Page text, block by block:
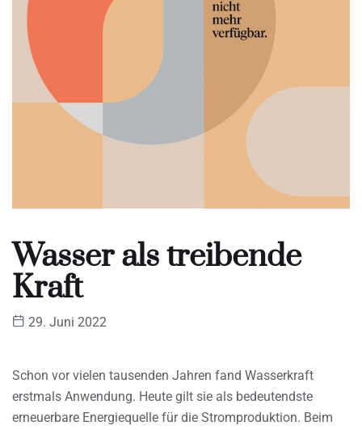
Wasser als treibende
Kraft
29. Juni 2022
Schon vor vielen tausenden Jahren fand Wasserkraft
erstmals Anwendung. Heute gilt sie als bedeutendste
erneuerbare Energiequelle für die Stromproduktion. Beim